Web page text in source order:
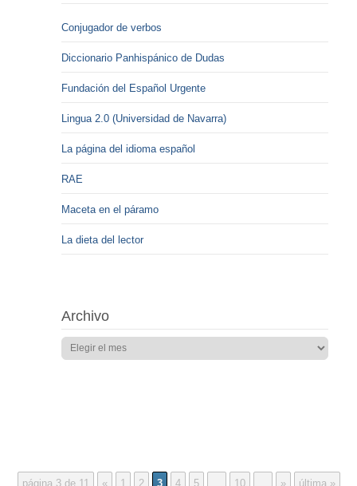
Conjugador de verbos
Diccionario Panhispánico de Dudas
Fundación del Español Urgente
Lingua 2.0 (Universidad de Navarra)
La página del idioma español
RAE
Maceta en el páramo
La dieta del lector
Archivo
página 3 de 11 « 1 2 3 4 5 10 » última »